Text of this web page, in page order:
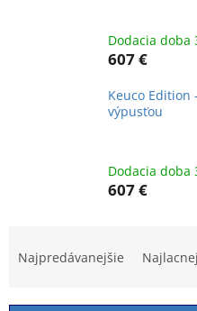
Dodacia doba
607 €
Keuco Edition
výpusťou
Dodacia doba
607 €
Najpredávanejšie